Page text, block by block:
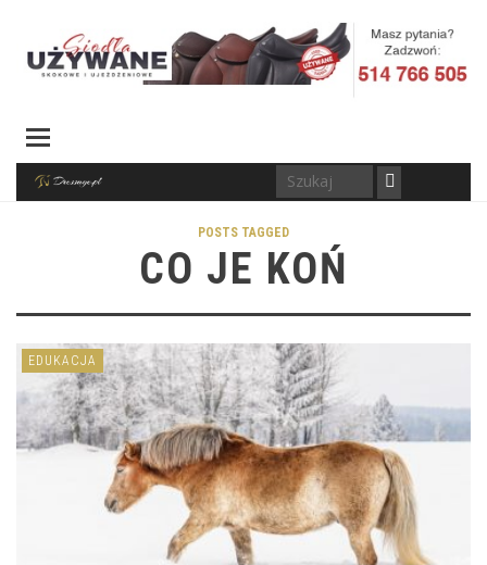
POSTS TAGGED
CO JE KOŃ
EDUKACJA